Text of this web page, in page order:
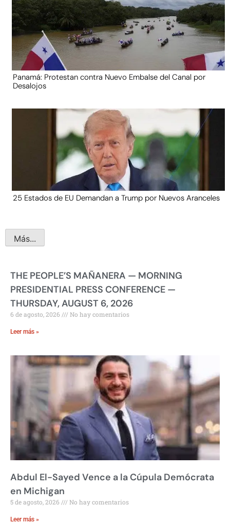
Panamá: Protestan contra Nuevo Embalse del Canal por
Desalojos
25 Estados de EU Demandan a Trump por Nuevos Aranceles
Más...
THE PEOPLE’S MAÑANERA — MORNING
PRESIDENTIAL PRESS CONFERENCE —
THURSDAY, AUGUST 6, 2026
6 de agosto, 2026 No hay comentarios
Leer más »
Abdul El-Sayed Vence a la Cúpula Demócrata
en Michigan
5 de agosto, 2026 No hay comentarios
Leer más »